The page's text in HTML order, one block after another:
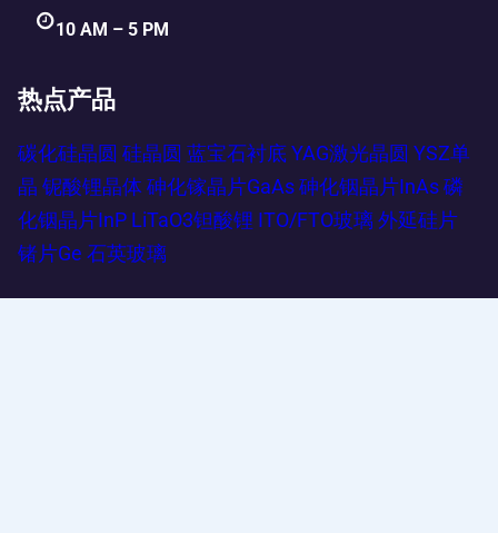
10 AM – 5 PM
热点产品
碳化硅晶圆 硅晶圆 蓝宝石衬底 YAG激光晶圆 YSZ单
晶 铌酸锂晶体 砷化镓晶片GaAs 砷化铟晶片InAs 磷
化铟晶片InP LiTaO3钽酸锂 ITO/FTO玻璃 外延硅片
锗片Ge 石英玻璃